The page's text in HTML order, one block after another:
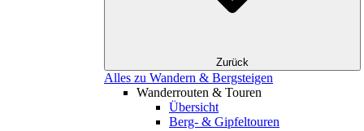
Zurück
Alles zu Wandern & Bergsteigen
Wanderrouten & Touren
Übersicht
Berg- & Gipfeltouren